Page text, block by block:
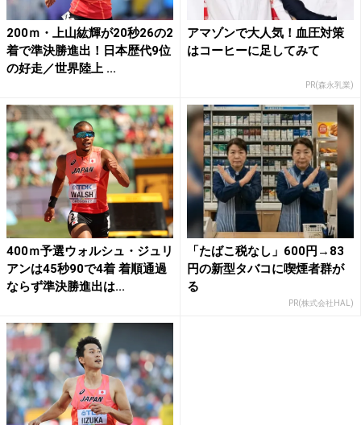
200ｍ・上山紘輝が20秒26の2
着で準決勝進出！日本歴代9位
の好走／世界陸上 ...
アマゾンで大人気！血圧対策
はコーヒーに足してみて
PR(森永乳業)
400ｍ予選ウォルシュ・ジュリ
アンは45秒90で4着 着順通過
ならず準決勝進出は...
「たばこ税なし」600円→83
円の新型タバコに喫煙者群が
る
PR(株式会社HAL)